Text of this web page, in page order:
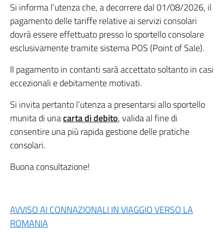
Si informa l’utenza che, a decorrere dal 01/08/2026, il
pagamento delle tariffe relative ai servizi consolari
dovrà essere effettuato presso lo sportello consolare
esclusivamente tramite sistema POS (Point of Sale).
Il pagamento in contanti sarà accettato soltanto in casi
eccezionali e debitamente motivati.
Si invita pertanto l’utenza a presentarsi allo sportello
munita di unacarta di debito, valida al fine di
consentire una più rapida gestione delle pratiche
consolari.
Buona consultazione!
AVVISO AI CONNAZIONALI IN VIAGGIO VERSO LA
ROMANIA